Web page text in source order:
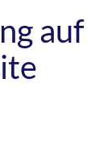
auf